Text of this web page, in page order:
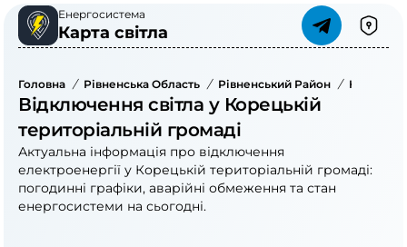
Енергосистема
Карта світла
Головна / Рівненська Область / Рівненський Район / Корецька
Відключення світла у Корецькій
територіальній громаді
Актуальна інформація про відключення
електроенергії у Корецькій територіальній громаді:
погодинні графіки, аварійні обмеження та стан
енергосистеми на сьогодні.